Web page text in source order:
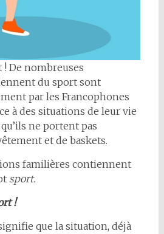
De nombreuses
du sport sont
par les Francophones
à des situations de leur vie
ne portent pas
et de baskets.
familières contiennent
sport.
!
que la situation, déjà